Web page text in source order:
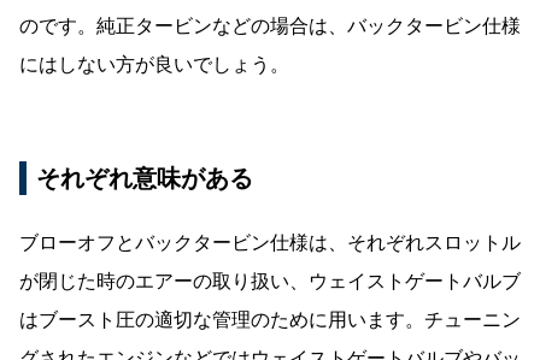
のです。純正タービンなどの場合は、バックタービン仕様
にはしない方が良いでしょう。
それぞれ意味がある
ブローオフとバックタービン仕様は、それぞれスロットル
が閉じた時のエアーの取り扱い、ウェイストゲートバルブ
はブースト圧の適切な管理のために用います。チューニン